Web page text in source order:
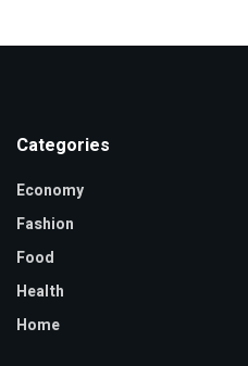
Categories
Economy
Fashion
Food
Health
Home